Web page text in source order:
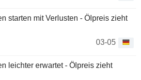
starten mit Verlusten - Ölpreis zieht
03-05
leichter erwartet - Ölpreis zieht